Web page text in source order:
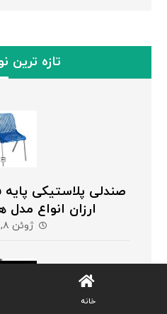
تازه ترین
صندلی پلاستیکی پایه
ارزان انواع
ژوئن ۸, ۲۰۲۶
خانه